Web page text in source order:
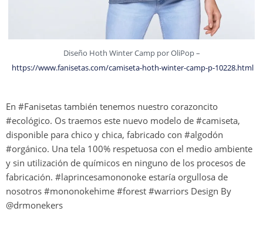
Diseño Hoth Winter Camp por OliPop –
https://www.fanisetas.com/camiseta-hoth-winter-camp-p-10228.html
En #Fanisetas también tenemos nuestro corazoncito
#ecológico. Os traemos este nuevo modelo de #camiseta,
disponible para chico y chica, fabricado con #algodón
#orgánico. Una tela 100% respetuosa con el medio ambiente
y sin utilización de químicos en ninguno de los procesos de
fabricación. #laprincesamononoke estaría orgullosa de
nosotros #mononokehime #forest #warriors Design By
@drmonekers